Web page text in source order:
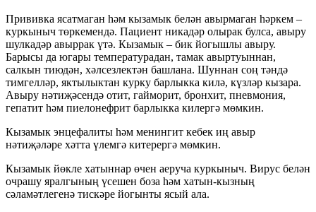
Прививка ясатмаган һәм кызамык белән авырмаган һәркем –
куркыныч төркемендә. Пациент никадәр олырак булса, авыру
шулкадәр авыррак үтә. Кызамык – бик йогышлы авыру.
Барысы да югары температурадан, тамак авыртуыннан,
салкын тиюдән, хәлсезлектән башлана. Шуннан соң тәндә
тимгелләр, яктылыктан курку барлыкка килә, күзләр кызара.
Авыру нәтиҗәсендә отит, гайморит, бронхит, пневмония,
гепатит һәм пиелонефрит барлыкка килергә мөмкин.
Кызамык энцефалиты һәм менингит кебек иң авыр
нәтиҗәләре хәтта үлемгә китерергә мөмкин.
Кызамык йөкле хатыннар өчен аеруча куркыныч. Вирус белән
очрашу яралгының үсешен боза һәм хатын-кызның
сәламәтлегенә тискәре йогынты ясый ала.